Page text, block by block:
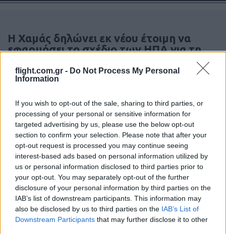
flight.com.gr - Do Not Process My Personal
Information
If you wish to opt-out of the sale, sharing to third parties, or
processing of your personal or sensitive information for
targeted advertising by us, please use the below opt-out
section to confirm your selection. Please note that after your
opt-out request is processed you may continue seeing
interest-based ads based on personal information utilized by
us or personal information disclosed to third parties prior to
your opt-out. You may separately opt-out of the further
disclosure of your personal information by third parties on the
IAB’s list of downstream participants. This information may
also be disclosed by us to third parties on the IAB’s List of
Downstream Participants that may further disclose it to other
Η Χαμάς δηλώνει εκ νέου έτοιμη να
εφαρμόσει το σχέδιο των ΗΠΑ για τη
Συντριβή Sikorsky CH-54A Tarhe σε
αεροπυρόσβεση στη Γιούτα
20:40
ΣΑΝ ΣΗΜΕΡΑ – 8 Αυγούστου 1588:
Ναυμαχία του Gravelines, η μεγάλη